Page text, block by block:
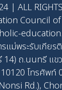
| ALL
Council
รแม่พระรับเกีย
ถ.นนทรี แข
โทรศัพท์
Rd.),